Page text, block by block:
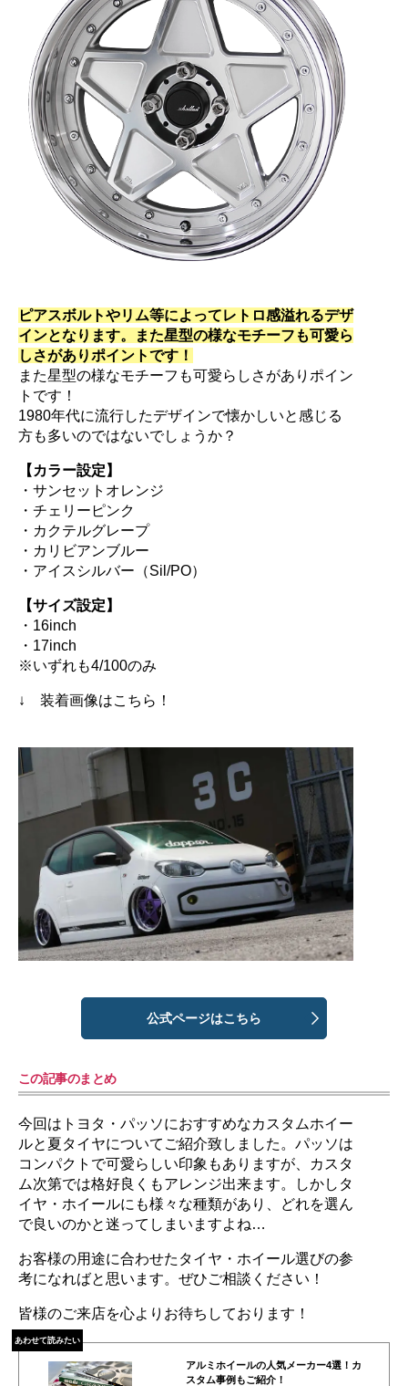
ピアスボルトやリム等によってレトロ感溢れるデザ
インとなります。また星型の様なモチーフも可愛ら
しさがありポイントです！
また星型の様なモチーフも可愛らしさがありポイン
トです！
1980年代に流行したデザインで懐かしいと感じる
方も多いのではないでしょうか？
【カラー設定】
・サンセットオレンジ
・チェリーピンク
・カクテルグレープ
・カリビアンブルー
・アイスシルバー（Sil/PO）
【サイズ設定】
・16inch
・17inch
※いずれも4/100のみ
↓ 装着画像はこちら！
公式ページはこちら
この記事のまとめ
今回はトヨタ・パッソにおすすめなカスタムホイー
ルと夏タイヤについてご紹介致しました。パッソは
コンパクトで可愛らしい印象もありますが、カスタ
ム次第では格好良くもアレンジ出来ます。しかしタ
イヤ・ホイールにも様々な種類があり、どれを選ん
で良いのかと迷ってしまいますよね…
お客様の用途に合わせたタイヤ・ホイール選びの参
考になればと思います。ぜひご相談ください！
皆様のご来店を心よりお待ちしております！
あわせて読みたい
アルミホイールの人気メーカー4選！カ
スタム事例もご紹介！